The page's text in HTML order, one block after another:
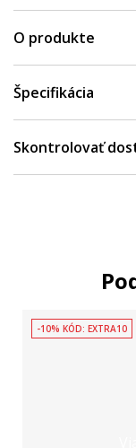
O produkte
Špecifikácia
Skontrolovať
-10% KÓD: EXTRA10